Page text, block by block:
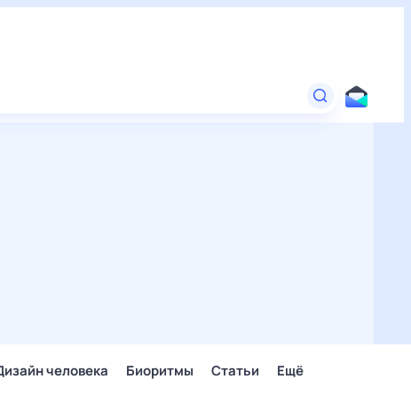
человека Биоритмы Статьи Ещё